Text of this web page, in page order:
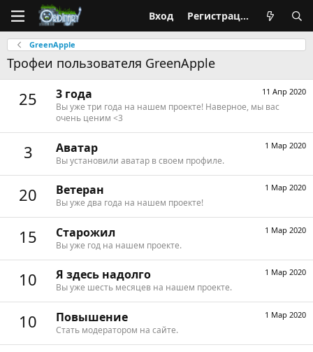
Вход Регистрация
GreenApple
Трофеи пользователя GreenApple
25 11 Апр 2020
3 года
Вы уже три года на нашем проекте! Наверное, мы вас
очень ценим <3
3 1 Мар 2020
Аватар
Вы установили аватар в своем профиле.
20 1 Мар 2020
Ветеран
Вы уже два года на нашем проекте!
15 1 Мар 2020
Старожил
Вы уже год на нашем проекте.
10 1 Мар 2020
Я здесь надолго
Вы уже шесть месяцев на нашем проекте.
10 1 Мар 2020
Повышение
Стать модератором на сайте.